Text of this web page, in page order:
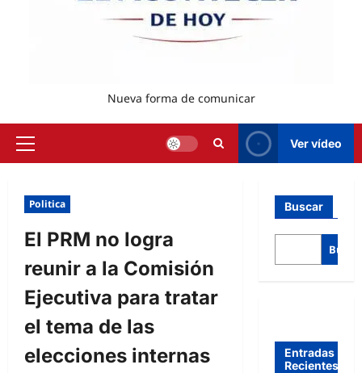
Nueva forma de comunicar
Ver vídeo
Politica
El PRM no logra
reunir a la Comisión
Ejecutiva para tratar
el tema de las
elecciones internas
Buscar
Entradas
Recientes